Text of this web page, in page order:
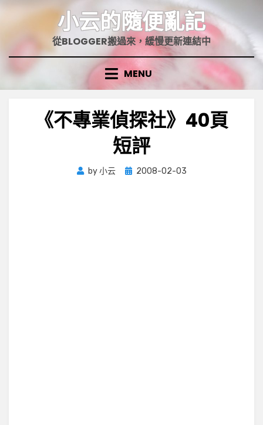
小云的隨便亂記
從BLOGGER搬過來，緩慢更新連結中
MENU
《不專業偵探社》40頁
短評
by小云
Posted
2008-02-03